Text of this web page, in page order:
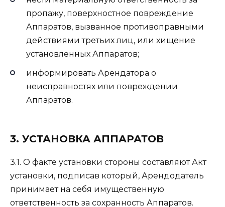
пропажу, поверхностное повреждение
Аппаратов, вызванное противоправными
действиями третьих лиц, или хищение
установленных Аппаратов;
информировать Арендатора о
неисправностях или повреждении
Аппаратов.
3. УСТАНОВКА АППАРАТОВ
3.1. О факте установки стороны составляют Акт
установки, подписав который, Арендодатель
принимает на себя имущественную
ответственность за сохранность Аппаратов.